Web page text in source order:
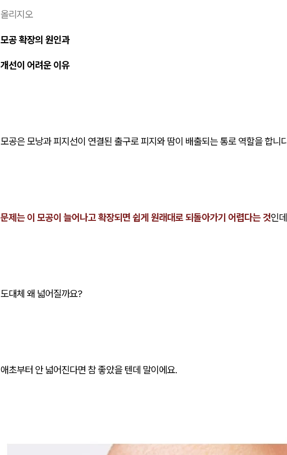
올리지오
모공 확장의 원인과
개선이 어려운 이유
모공은 모낭과 피지선이 연결된 출구로 피지와 땀이 배출되는 통로 역할을 합니
문제는 이 모공이 늘어나고 확장되면 쉽게 원래대로 되돌아가기 어렵다는 것인
도대체 왜 넓어질까요?
애초부터 안 넓어진다면 참 좋았을 텐데 말이에요.